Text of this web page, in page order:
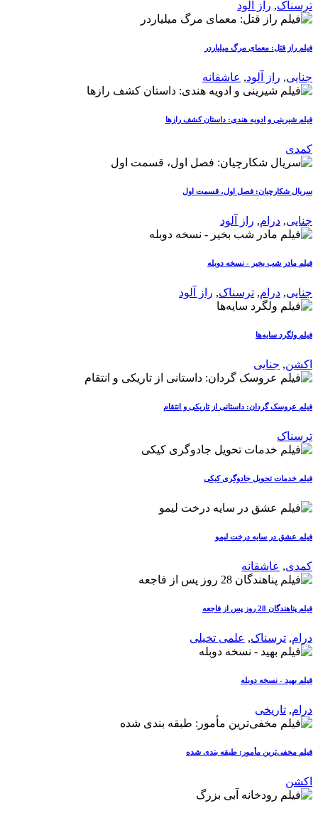
ترسناک, راز آلود
فیلم راز قتل: معمای مرگ میلیاردر
جنایی, راز آلود, عاشقانه
فیلم شیرینی و ادویه هندی: داستان کشف رازها
کمدی
سریال شکارچیان: فصل اول، قسمت اول
جنایی, درام, راز آلود
فیلم مادر شب بخیر - نسخه دوبله
جنایی, درام, ترسناک, راز آلود
فیلم ولگرد سایه‌ها
اکشن, جنایی
فیلم عروسک گردان: داستانی از تاریکی و انتقام
ترسناک
فیلم خدمات تحویل جادوگری کیکی
فیلم عشق در سایه درخت لیمو
کمدی, عاشقانه
فیلم پناهندگان 28 روز پس از فاجعه
درام, ترسناک, علمی تخیلی
فیلم بهید - نسخه دوبله
درام, تاریخی
فیلم مخفی‌ترین مأمور: طبقه بندی شده
اکشن